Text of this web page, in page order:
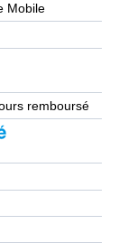
Mobile
remboursé